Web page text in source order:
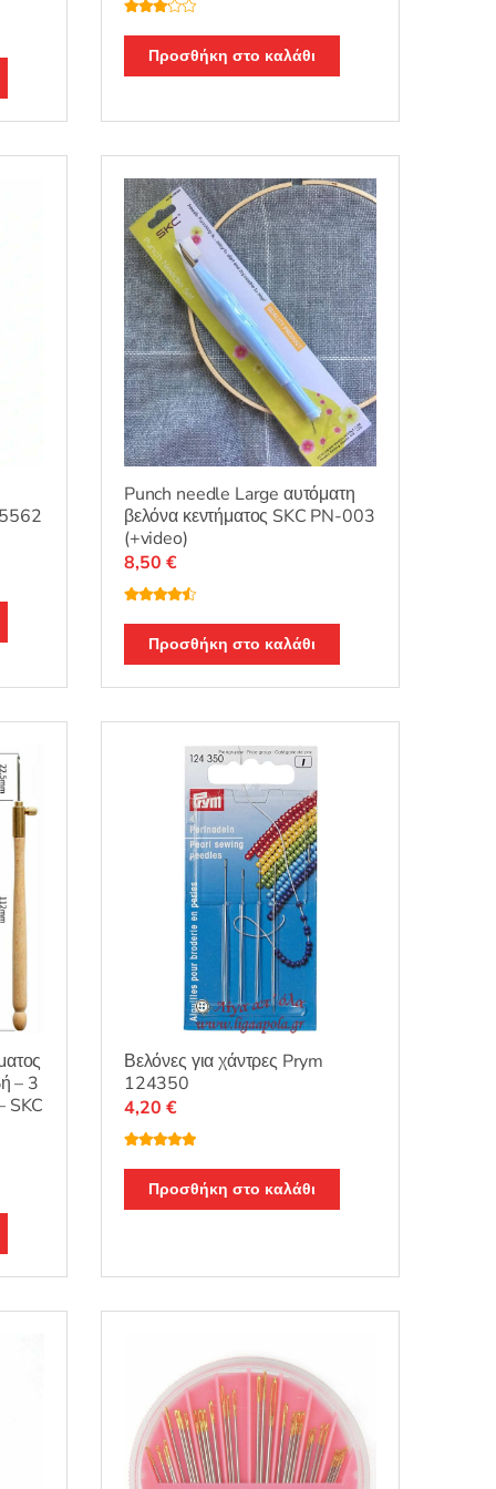
λογήθη
κε με
3.00
από 5
Προσθήκη στο καλάθι
Punch needle Large αυτόματη
βελόνα κεντήματος SKC PN-003
(+video)
ήθηκε με
4.33από
8,50 €
Προσθήκη στο καλάθι
– 3
SKC
Βελόνες για χάντρες Prym
124350
θηκε με5.00
από 5
4,20 €
Προσθήκη στο καλάθι